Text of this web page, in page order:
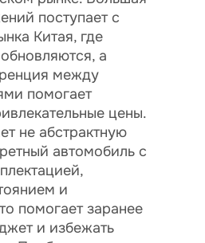
поступает с
Китая, где
а
между
помогает
цены.
не абстрактную
автомобиль с
и
помогает заранее
и избежать